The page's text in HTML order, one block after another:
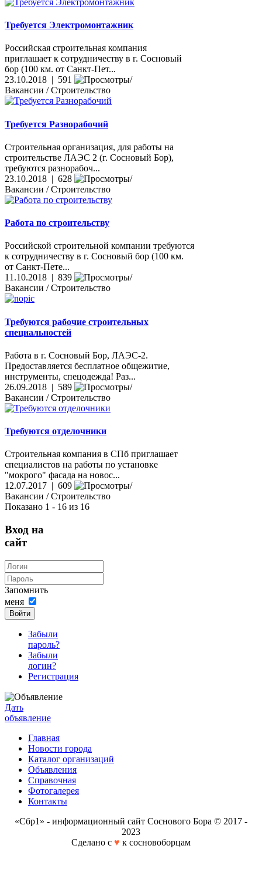
Требуется Электромонтажник
Российская строительная компания
приглашает к сотрудничеству в г. Сосновый
бор (100 км. от Санкт-Пет...
23.10.2018 | 591
Вакансии / Строительство
Требуется Разнорабочий
Строительная организация, для работы на
строительстве ЛАЭС 2 (г. Сосновый Бор),
требуются разнорабоч...
23.10.2018 | 628
Вакансии / Строительство
Работа по строительству
Российской строительной компании требуются
к сотрудничеству в г. Сосновый бор (100 км.
от Санкт-Пете...
11.10.2018 | 839
Вакансии / Строительство
Требуются рабочие строительных
специальностей
Работа в г. Сосновый Бор, ЛАЭС-2.
Предоставляется бесплатное общежитие,
инструменты, спецодежда! Раз...
26.09.2018 | 589
Вакансии / Строительство
Требуются отделочники
Строительная компания в СПб приглашает
специалистов на работы по установке
"мокрого" фасада на новос...
12.07.2017 | 609
Вакансии / Строительство
Показано 1 - 16 из 16
Вход на
сайт
Запомнить
меня
Войти
Забыли
пароль?
Забыли
логин?
Регистрация
Дать
объявление
Главная
Новости города
Каталог организаций
Объявления
Справочная
Фотогалерея
Контакты
«Сбр1» - информационный сайт Соснового Бора © 2017 -
2023
Сделано с ♥ к сосновоборцам